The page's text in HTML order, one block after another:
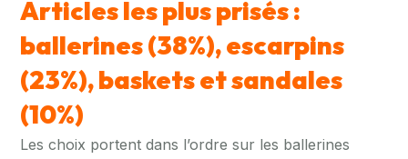
Articles les plus prisés :
ballerines (38%), escarpins
(23%), baskets et sandales
(10%)
Les choix portent dans l’ordre sur les ballerines